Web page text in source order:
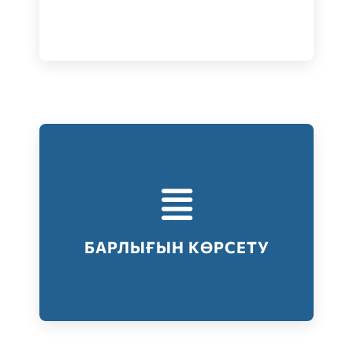
БАРЛЫҒЫН КӨРСЕТУ
Тестілеудің барлық түрлері
Барлығын көрсету